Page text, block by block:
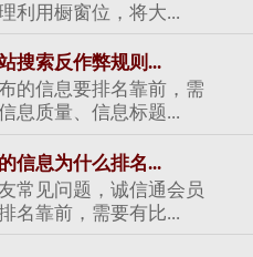
利用橱窗位，将大...
搜索反作弊规则...
的信息要排名靠前，需
息质量、信息标题...
信息为什么排名...
常见问题，诚信通会员
名靠前，需要有比...